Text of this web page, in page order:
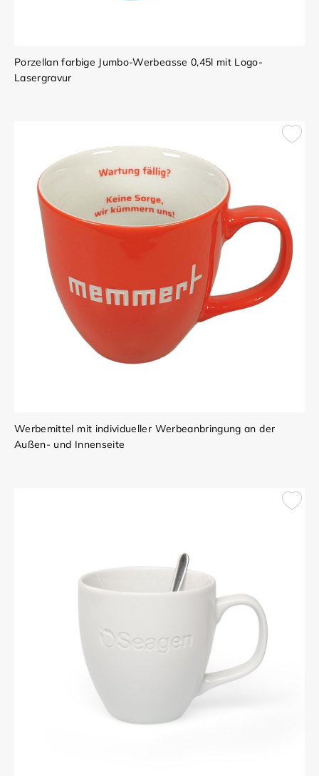
Porzellan farbige Jumbo-Werbeasse 0,45l mit Logo-
Lasergravur
Werbemittel mit individueller Werbeanbringung an der
Außen- und Innenseite